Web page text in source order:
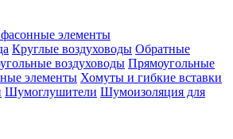
элементы
Круглые воздуховоды Обратные
воздуховоды Прямоугольные
элементы Хомуты и гибкие вставки
Шумоглушители Шумоизоляция для